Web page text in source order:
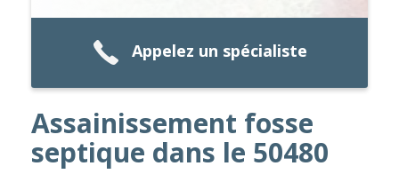
Appelez un spécialiste
Assainissement fosse
septique dans le 50480